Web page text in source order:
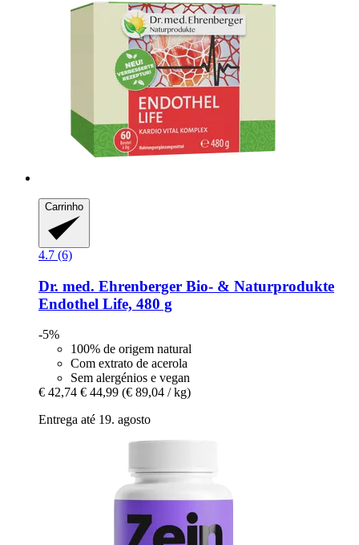
Carrinho
4.7 (6)
Dr. med. Ehrenberger Bio- & Naturprodukte
Endothel Life, 480 g
-5%
100% de origem natural
Com extrato de acerola
Sem alergénios e vegan
€ 42,74 € 44,99 (€ 89,04 / kg)
Entrega até 19. agosto